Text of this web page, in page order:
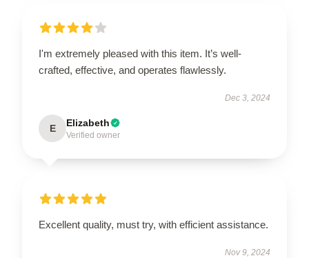
I'm extremely pleased with this item. It’s well-
crafted, effective, and operates flawlessly.
Dec 3, 2024
E Elizabeth
Verified owner
Excellent quality, must try, with efficient assistance.
Nov 9, 2024